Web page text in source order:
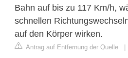
Bahn auf bis zu 117 Km/h,
schnellen
auf den Körper wirken.
Antrag auf Entfernung der Quelle |